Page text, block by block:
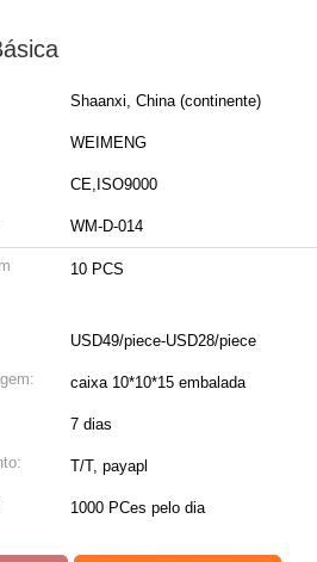
Shaanxi, China (continente)
WEIMENG
CE,ISO9000
WM-D-014
10 PCS
USD49/piece-USD28/piece
caixa 10*10*15 embalada
7 dias
T/T, payapl
1000 PCes pelo dia